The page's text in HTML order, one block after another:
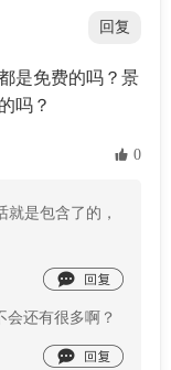
回复
是免费的吗？景
吗？
 0
是包含了的，

会还有很多啊？
